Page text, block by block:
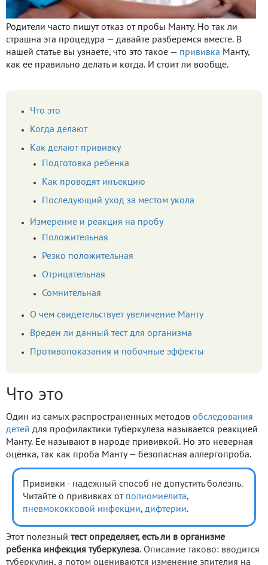
Родители часто пишут отказ от пробы Манту. Но так ли
страшна эта процедура — давайте разберемся вместе. В
нашей статье вы узнаете, что это такое — прививка Манту,
как ее правильно делать и когда. И стоит ли вообще.
Что это
Когда делают
Как делают прививку
Подготовка ребенка
Как проводят инъекцию
Последующий уход за местом укола
Измерение и реакция на пробу
Положительная
Резко положительная
Отрицательная
Сомнительная
О чем свидетельствует увеличение Манту
Вреден ли данный тест для организма
Противопоказания и побочные эффекты
Что это
Один из самых распространенных методов обследования
детей для профилактики туберкулеза называется реакцией
Манту. Ее называют в народе прививкой. Но это неверная
оценка, так как проба Манту — безопасная аллергопроба.
Прививки - надежный способ не допустить болезнь.
Читайте о прививках от полиомиелита,
пневмококковой инфекции, дифтерии.
Этот полезный тест определяет, есть ли в организме
ребенка инфекция туберкулеза. Описание таково: вводится
туберкулин, а потом оцениваются изменение эпителия на